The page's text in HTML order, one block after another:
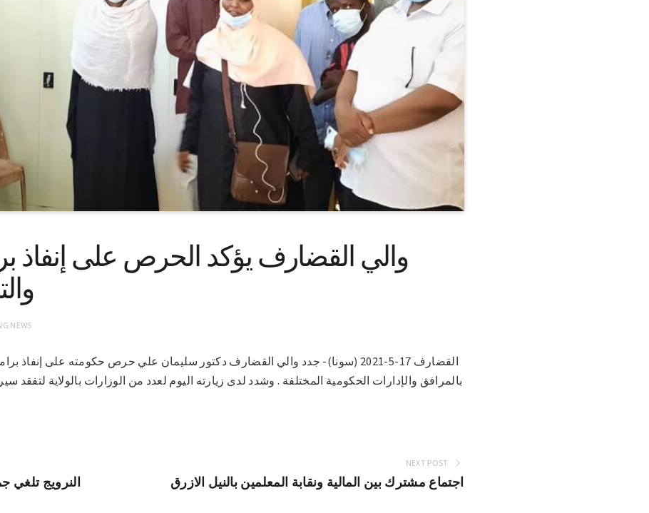
والي القضارف يؤكد الحرص على إنفاذ
NEWS
القضارف 17-5-2021 (سونا)- جدد والي القضارف دكتور سليمان علي حرص حكومته على إنفاذ
بالمرافق والإدارات الحكومية المختلفة . وشدد لدى زيارته اليوم لعدد من الوزارات بالولاية
النرويج تلغي
NEXT POST
اجتماع مشترك بين المالية ونقابة المعلمين بالنيل الازرق